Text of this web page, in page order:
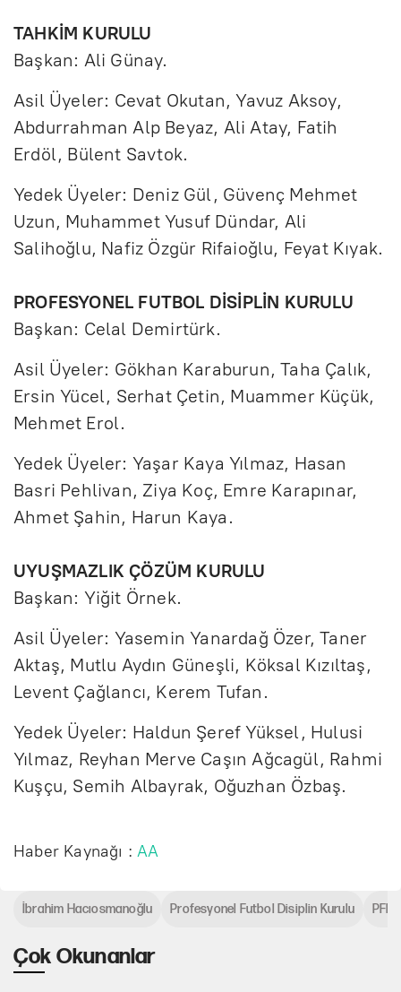
TAHKİM KURULU
Başkan: Ali Günay.
Asil Üyeler: Cevat Okutan, Yavuz Aksoy,
Abdurrahman Alp Beyaz, Ali Atay, Fatih
Erdöl, Bülent Savtok.
Yedek Üyeler: Deniz Gül, Güvenç Mehmet
Uzun, Muhammet Yusuf Dündar, Ali
Salihoğlu, Nafiz Özgür Rifaioğlu, Feyat Kıyak.
PROFESYONEL FUTBOL DİSİPLİN KURULU
Başkan: Celal Demirtürk.
Asil Üyeler: Gökhan Karaburun, Taha Çalık,
Ersin Yücel, Serhat Çetin, Muammer Küçük,
Mehmet Erol.
Yedek Üyeler: Yaşar Kaya Yılmaz, Hasan
Basri Pehlivan, Ziya Koç, Emre Karapınar,
Ahmet Şahin, Harun Kaya.
UYUŞMAZLIK ÇÖZÜM KURULU
Başkan: Yiğit Örnek.
Asil Üyeler: Yasemin Yanardağ Özer, Taner
Aktaş, Mutlu Aydın Güneşli, Köksal Kızıltaş,
Levent Çağlancı, Kerem Tufan.
Yedek Üyeler: Haldun Şeref Yüksel, Hulusi
Yılmaz, Reyhan Merve Caşın Ağcagül, Rahmi
Kuşçu, Semih Albayrak, Oğuzhan Özbaş.
Haber Kaynağı :AA
Çok Okunanlar
İbrahim Hacıosmanoğlu Profesyonel Futbol Disiplin Kurulu PFDK